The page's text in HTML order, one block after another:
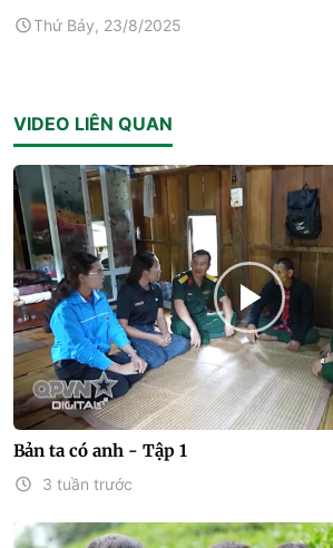
Thứ Bảy, 23/8/2025
VIDEO LIÊN QUAN
Bản ta có anh - Tập 1
3 tuần trước